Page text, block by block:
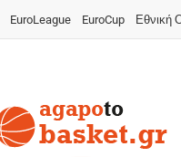
EuroLeague EuroCup Εθνική